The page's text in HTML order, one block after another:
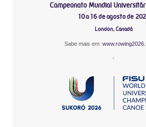
Campeonato Mundial
10 a 16 de agosto de
London, Canadá
Sabe mais em:
-